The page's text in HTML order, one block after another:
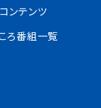
ンテンツ
ろ番組一覧